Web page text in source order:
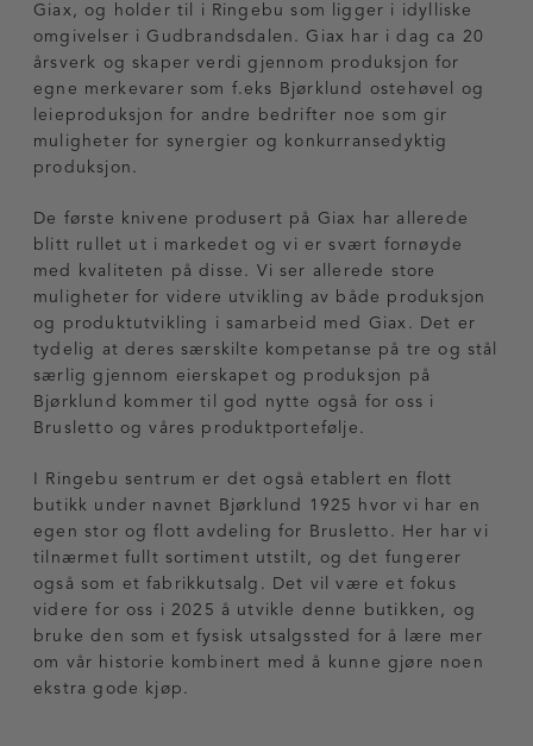
Giax, og holder til i Ringebu som ligger i idylliske
omgivelser i Gudbrandsdalen. Giax har i dag ca 20
årsverk og skaper verdi gjennom produksjon for
egne merkevarer som f.eks Bjørklund ostehøvel og
leieproduksjon for andre bedrifter noe som gir
muligheter for synergier og konkurransedyktig
produksjon.
De første knivene produsert på Giax har allerede
blitt rullet ut i markedet og vi er svært fornøyde
med kvaliteten på disse. Vi ser allerede store
muligheter for videre utvikling av både produksjon
og produktutvikling i samarbeid med Giax. Det er
tydelig at deres særskilte kompetanse på tre og stål
særlig gjennom eierskapet og produksjon på
Bjørklund kommer til god nytte også for oss i
Brusletto og våres produktportefølje.
I Ringebu sentrum er det også etablert en flott
butikk under navnet Bjørklund 1925 hvor vi har en
egen stor og flott avdeling for Brusletto. Her har vi
tilnærmet fullt sortiment utstilt, og det fungerer
også som et fabrikkutsalg. Det vil være et fokus
videre for oss i 2025 å utvikle denne butikken, og
bruke den som et fysisk utsalgssted for å lære mer
om vår historie kombinert med å kunne gjøre noen
ekstra gode kjøp.